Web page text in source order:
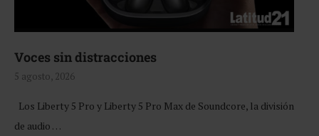
Voces sin distracciones
5 agosto, 2026
Los Liberty 5 Pro y Liberty 5 Pro Max de Soundcore, la división
de audio …